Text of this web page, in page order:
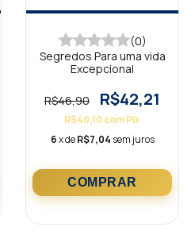
(0)
Segredos Para uma vida
Excepcional
R$46,90 R$42,21
R$40,10 comPix
6x deR$7,04 sem juros